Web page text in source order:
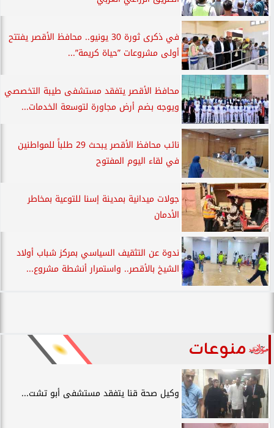
في ذكرى ثورة 30 يونيو.. محافظ الأقصر يفتتح
أولى مشروعات ”حياة كريمة”...
محافظ الأقصر يتفقد مستشفى طيبة التخصصي
ويوجه بضم أرض مجاورة لتوسعة الخدمات...
نائب محافظ الأقصر يبحث 29 طلباً للمواطنين
في لقاء اليوم المفتوح
جولات ميدانية بمدينة إسنا للتوعية بمخاطر
الأدمان
ندوة عن التثقيف السياسي بمركز شباب أولاد
الشيخ بالأقصر.. واستمرار أنشطة مشروع...
منوعات
وكيل صحة قنا يتفقد مستشفى أبو تشت...